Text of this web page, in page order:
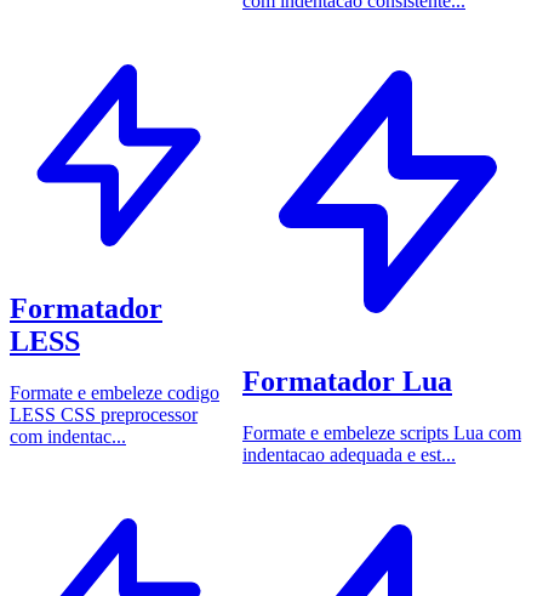
Formatador
LESS
Formate e embeleze codigo
LESS CSS preprocessor
com indentac...
Formatador Lua
Formate e embeleze scripts Lua com
indentacao adequada e est...